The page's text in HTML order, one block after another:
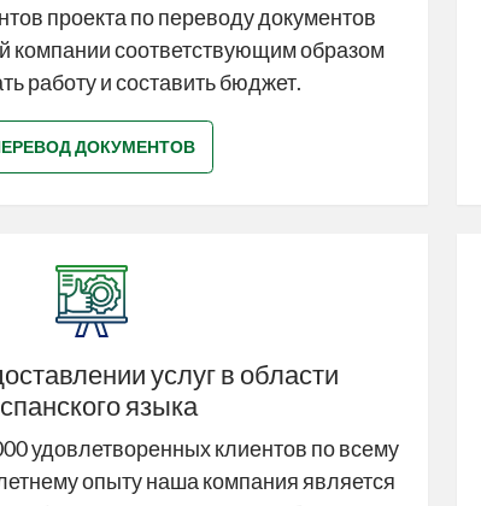
проекта по переводу документов
компании соответствующим образом
работу и составить бюджет.
ДОКУМЕНТОВ
услуг в области
языка
удовлетворенных клиентов по всему
опыту наша компания является